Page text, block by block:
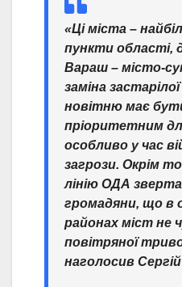
«Ці міста –
пункти області,
Вараш – місто-
заміна
новітню має
пріоритетним
особливо у час
загрози. Окрім
лінію ОДА
громадяни, що в
районах міст не
повітряної
наголосив